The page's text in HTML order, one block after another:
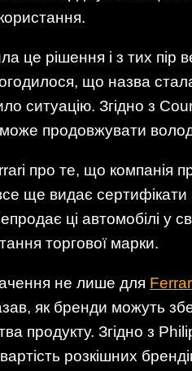
це рішення і з тих пір
що назва
ситуацію. Згідно з
продовжувати
про те, що компанія
ще видає
ці автомобілі
торгової марки.
не лише для
як бренди можуть
продукту. Згідно з
розкішних